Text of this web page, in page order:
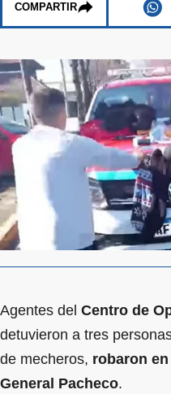
COMPARTIR
Agentes del Centro de
detuvieron a tres
de mecheros, robaron
General Pacheco.